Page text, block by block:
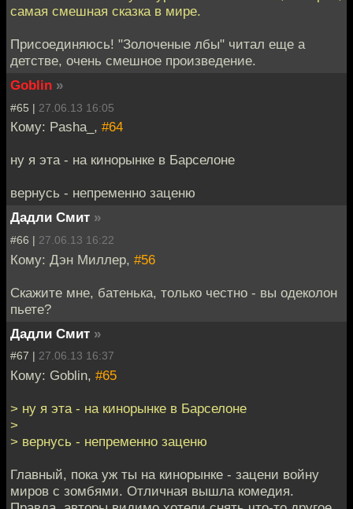
самая смешная сказка в мире.
Присоединяюсь! "Золоченые лбы" читал еще а
детстве, очень смешное произведение.
Goblin »
#65 | 27.06.13 16:05
Кому: Pasha_, #64
ну я эта - на кинорынке в Барселоне
вернусь - непременно заценю
Дадли Смит »
#66 | 27.06.13 16:22
Кому: Дэн Миллер, #56
Скажите мне, батенька, только честно - вы одеколон
пьете?
Дадли Смит »
#67 | 27.06.13 16:37
Кому: Goblin, #65
> ну я эта - на кинорынке в Барселоне
>
> вернусь - непременно заценю
Главный, пока уж ты на кинорынке - зацени войну
миров с зомбями. Отличная вышла комедия.